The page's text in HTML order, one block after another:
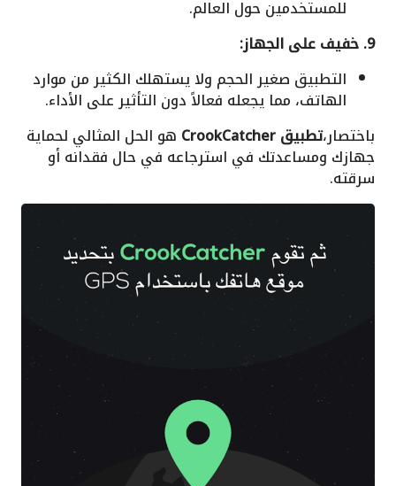
للمستخدمين حول العالم.
9. خفيف على الجهاز:
التطبيق صغير الحجم ولا يستهلك الكثير من موارد
الهاتف، مما يجعله فعالاً دون التأثير على الأداء.
باختصار،تطبيق CrookCatcher هو الحل المثالي لحماية
جهازك ومساعدتك في استرجاعه في حال فقدانه أو
سرقته.